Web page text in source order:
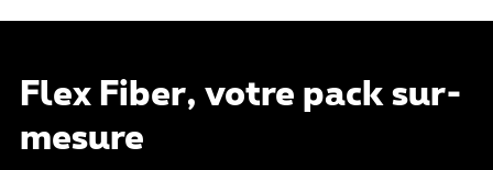
Flex Fiber, votre pack sur-
mesure